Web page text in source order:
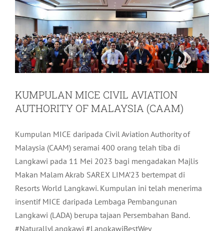
KUMPULAN MICE CIVIL AVIATION
AUTHORITY OF MALAYSIA (CAAM)
Kumpulan MICE daripada Civil Aviation Authority of
Malaysia (CAAM) seramai 400 orang telah tiba di
Langkawi pada 11 Mei 2023 bagi mengadakan Majlis
Makan Malam Akrab SAREX LIMA’23 bertempat di
Resorts World Langkawi. Kumpulan ini telah menerima
insentif MICE daripada Lembaga Pembangunan
Langkawi (LADA) berupa tajaan Persembahan Band.
#NaturallyLangkawi #LangkawiBestWey